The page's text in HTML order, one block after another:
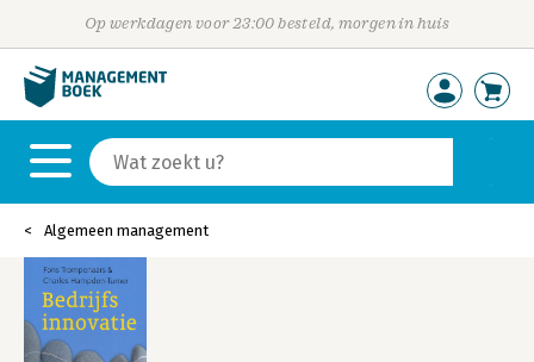
Op werkdagen voor 23:00 besteld, morgen in huis
Algemeen management